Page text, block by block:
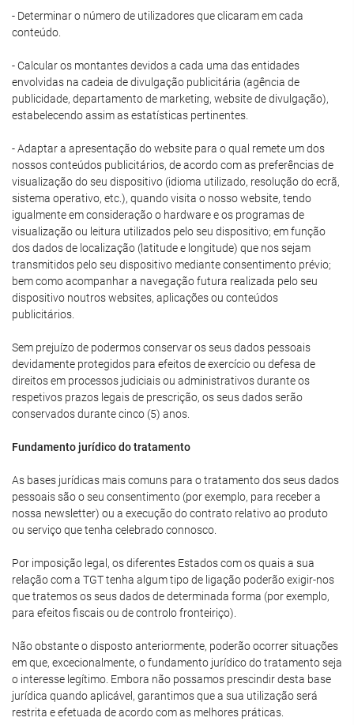
- Determinar o número de utilizadores que clicaram em cada
conteúdo.
- Calcular os montantes devidos a cada uma das entidades
envolvidas na cadeia de divulgação publicitária (agência de
publicidade, departamento de marketing, website de divulgação),
estabelecendo assim as estatísticas pertinentes.
- Adaptar a apresentação do website para o qual remete um dos
nossos conteúdos publicitários, de acordo com as preferências de
visualização do seu dispositivo (idioma utilizado, resolução do ecrã,
sistema operativo, etc.), quando visita o nosso website, tendo
igualmente em consideração o hardware e os programas de
visualização ou leitura utilizados pelo seu dispositivo; em função
dos dados de localização (latitude e longitude) que nos sejam
transmitidos pelo seu dispositivo mediante consentimento prévio;
bem como acompanhar a navegação futura realizada pelo seu
dispositivo noutros websites, aplicações ou conteúdos
publicitários.
Sem prejuízo de podermos conservar os seus dados pessoais
devidamente protegidos para efeitos de exercício ou defesa de
direitos em processos judiciais ou administrativos durante os
respetivos prazos legais de prescrição, os seus dados serão
conservados durante cinco (5) anos.
Fundamento jurídico do tratamento
As bases jurídicas mais comuns para o tratamento dos seus dados
pessoais são o seu consentimento (por exemplo, para receber a
nossa newsletter) ou a execução do contrato relativo ao produto
ou serviço que tenha celebrado connosco.
Por imposição legal, os diferentes Estados com os quais a sua
relação com a TGT tenha algum tipo de ligação poderão exigir-nos
que tratemos os seus dados de determinada forma (por exemplo,
para efeitos fiscais ou de controlo fronteiriço).
Não obstante o disposto anteriormente, poderão ocorrer situações
em que, excecionalmente, o fundamento jurídico do tratamento seja
o interesse legítimo. Embora não possamos prescindir desta base
jurídica quando aplicável, garantimos que a sua utilização será
restrita e efetuada de acordo com as melhores práticas.